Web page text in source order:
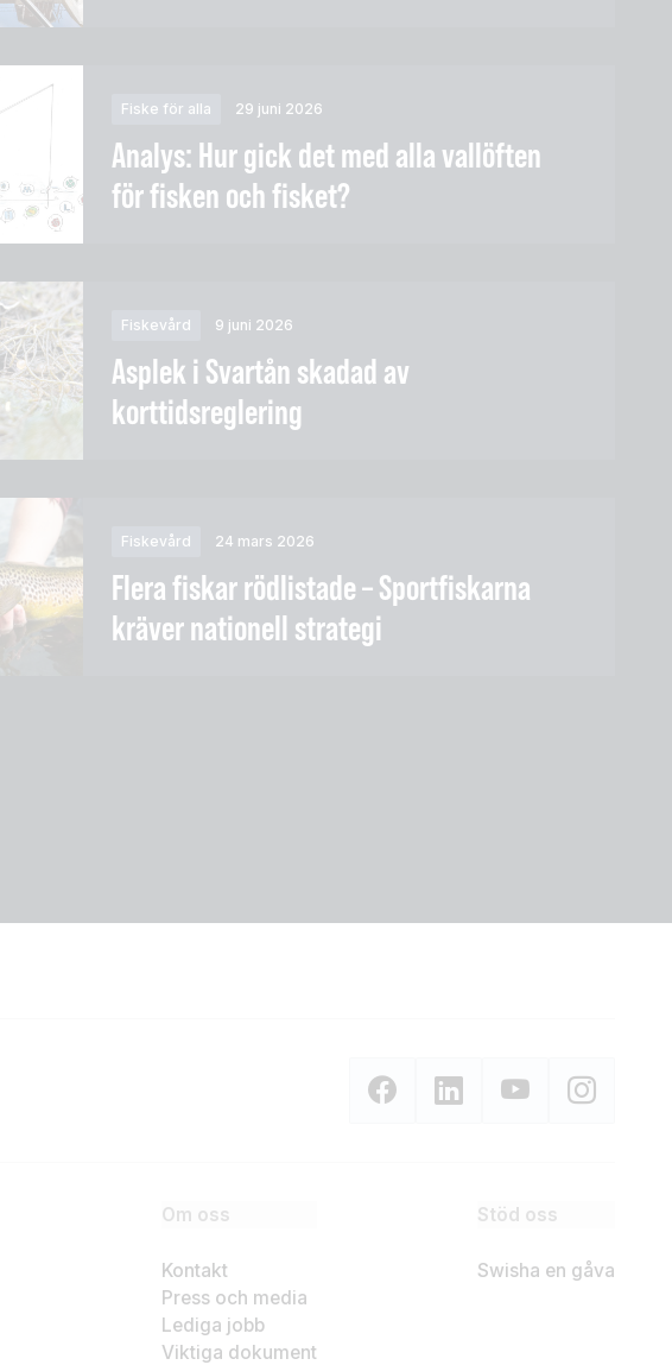
Fiske för alla 29 juni 2026
Analys: Hur gick det med alla vallöften
för fisken och fisket?
Fiskevård 9 juni 2026
Asplek i Svartån skadad av
korttidsreglering
Fiskevård 24 mars 2026
Flera fiskar rödlistade – Sportfiskarna
kräver nationell strategi
Om oss
Kontakt
Press och media
Lediga jobb
Viktiga dokument
Stöd oss
Swisha en gåva